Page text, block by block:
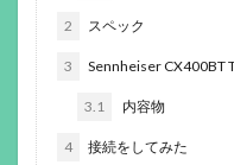
2 スペック
3 Sennheiser CX400BT
3.1 内容物
4 接続をしてみた